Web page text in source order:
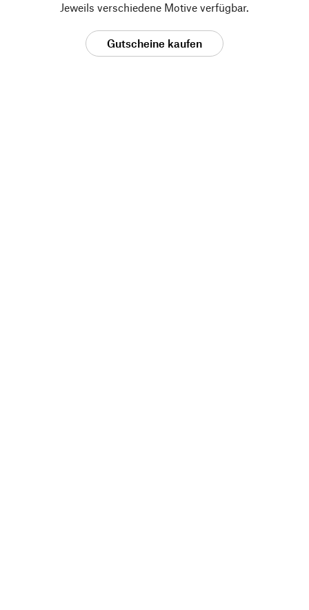
Jeweils verschiedene Motive verfügbar.
Gutscheine kaufen